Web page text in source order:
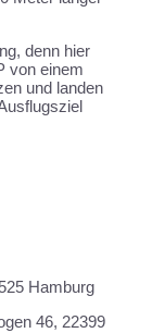
denn hier
von einem
und landen
Hamburg
46, 22399